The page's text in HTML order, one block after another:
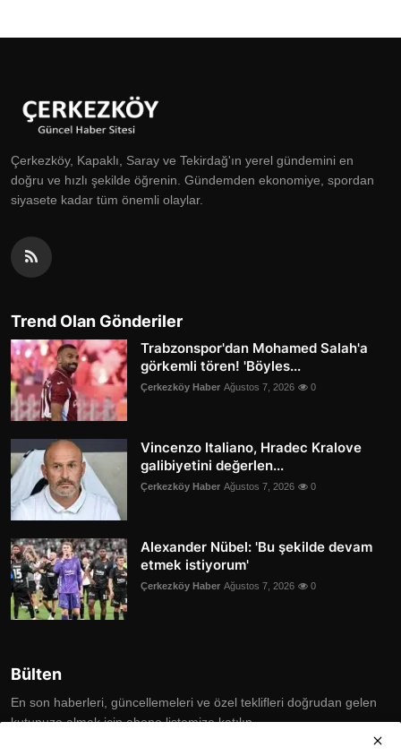
Çerkezköy, Kapaklı, Saray ve Tekirdağ'ın yerel gündemini en
doğru ve hızlı şekilde öğrenin. Gündemden ekonomiye, spordan
siyasete kadar tüm önemli olaylar.
Trend Olan Gönderiler
Trabzonspor'dan Mohamed Salah'a
görkemli tören! 'Böyles...
Çerkezköy Haber Ağustos 7, 2026 0
Vincenzo Italiano, Hradec Kralove
galibiyetini değerlen...
Çerkezköy Haber Ağustos 7, 2026 0
Alexander Nübel: 'Bu şekilde devam
etmek istiyorum'
Çerkezköy Haber Ağustos 7, 2026 0
Bülten
En son haberleri, güncellemeleri ve özel teklifleri doğrudan gelen
kutunuza almak için abone listemize katılın